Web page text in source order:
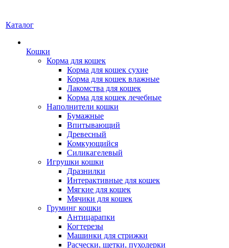
Каталог
Кошки
Корма для кошек
Корма для кошек сухие
Корма для кошек влажные
Лакомства для кошек
Корма для кошек лечебные
Наполнители кошки
Бумажные
Впитывающий
Древесный
Комкующийся
Силикагелевый
Игрушки кошки
Дразнилки
Интерактивные для кошек
Мягкие для кошек
Мячики для кошек
Груминг кошки
Антицарапки
Когтерезы
Машинки для стрижки
Расчески, щетки, пуходерки